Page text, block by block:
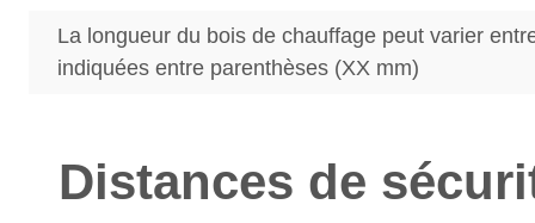
La longueur du bois de chauffage peut varier
indiquées entre parenthèses (XX mm)
Distances de